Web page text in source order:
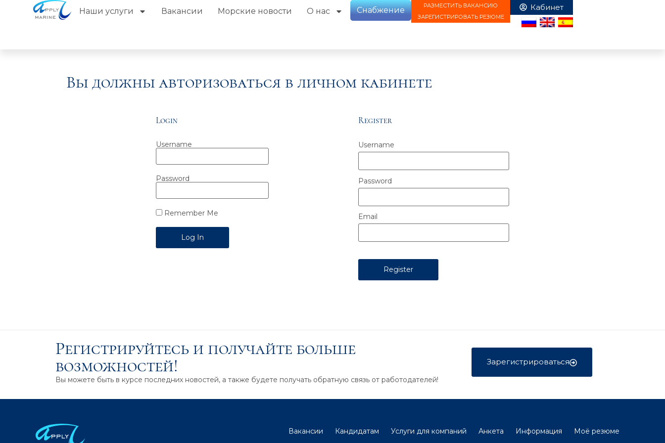
Наши услуги Вакансии Морские новости О нас Снабжение
РАЗМЕСТИТЬ ВАКАНСИЮ
ЗАРЕГИСТРИРОВАТЬ РЕЗЮМЕ
Вы должны авторизоваться в личном кабинете
Login
Username
Password
Remember Me
Register
Username
Password
Email
Регистрируйтесь и получайте больше
возможностей!
Вы можете быть в курсе последних новостей, а также будете получать обратную связь от работодателей!
Зарегистрироваться
Вакансии Кандидатам Услуги для компаний Анкета Информация
Моё резюме